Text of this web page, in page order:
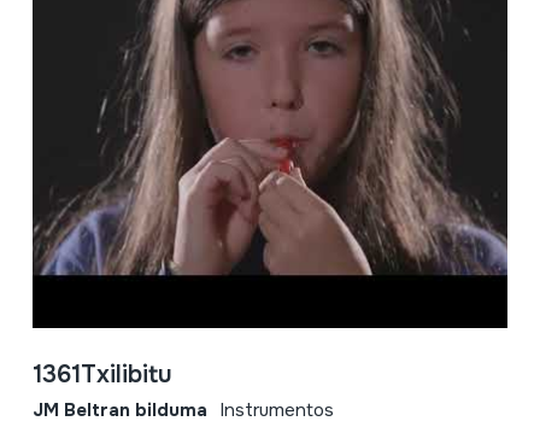
1361Txilibitu
JM Beltran bilduma Instrumentos